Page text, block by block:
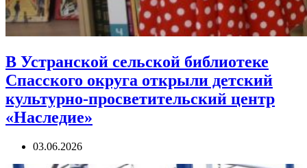
В Устранской сельской библиотеке
Спасского округа открыли детский
культурно-просветительский центр
«Наследие»
03.06.2026